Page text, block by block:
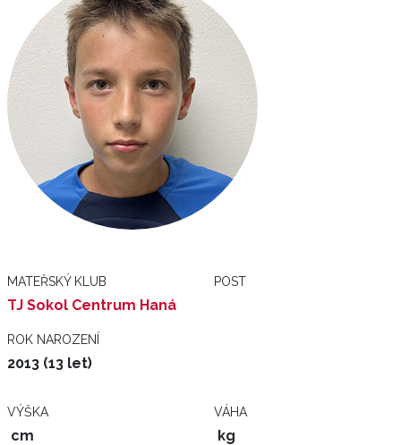
MATEŘSKÝ KLUB
TJ Sokol Centrum Haná
POST
ROK NAROZENÍ
2013 (13 let)
VÝŠKA
cm
VÁHA
kg